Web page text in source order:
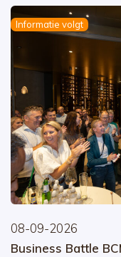
Informatie volgt
08-09-2026
Business Battle